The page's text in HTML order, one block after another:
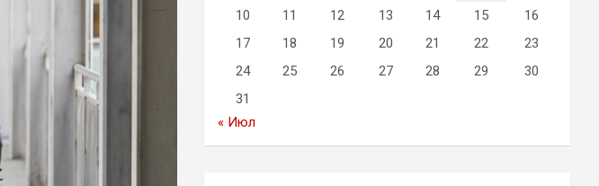
10
11 12 13 14 15
16
17
18 19 20 21 22
23
24
25 26 27 28 29
30
31
« Июл